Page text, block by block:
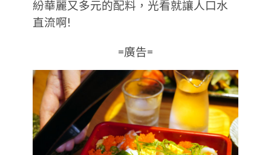
紛華麗又多元的配料，光看就讓人口水
直流啊!
=廣告=